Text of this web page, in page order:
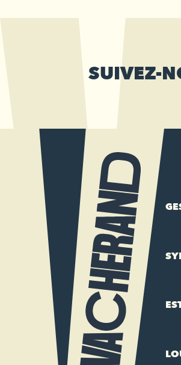
SUIVEZ-